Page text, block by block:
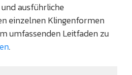
ausführliche
einzelnen Klingenformen
umfassenden Leitfaden zu
.